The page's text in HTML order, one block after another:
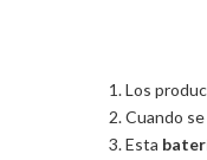
Los
Cuando
Esta